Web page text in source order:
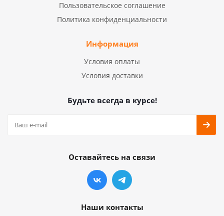
Пользовательское соглашение
Политика конфиденциальности
Информация
Условия оплаты
Условия доставки
Будьте всегда в курсе!
Оставайтесь на связи
Наши контакты